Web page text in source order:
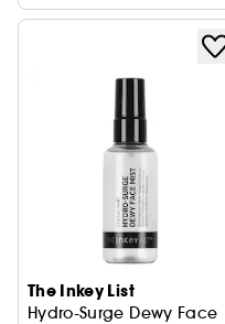
The Inkey List
Hydro-Surge Dewy Face